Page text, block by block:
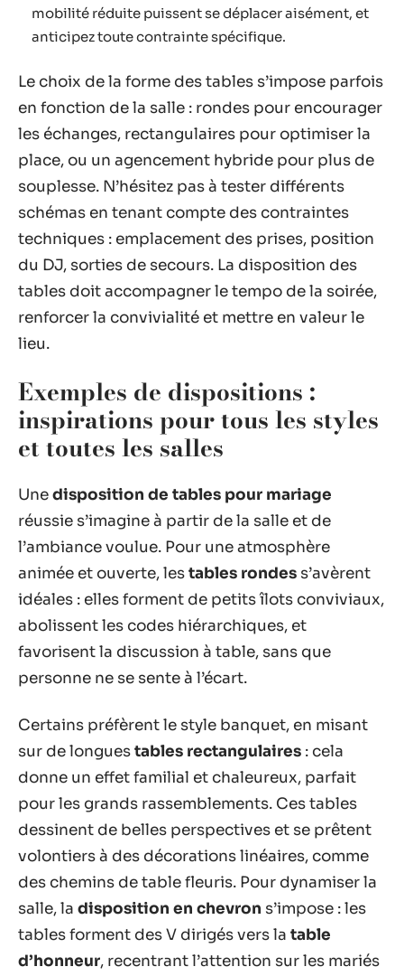
mobilité réduite puissent se déplacer aisément, et
anticipez toute contrainte spécifique.
Le choix de la forme des tables s’impose parfois
en fonction de la salle : rondes pour encourager
les échanges, rectangulaires pour optimiser la
place, ou un agencement hybride pour plus de
souplesse. N’hésitez pas à tester différents
schémas en tenant compte des contraintes
techniques : emplacement des prises, position
du DJ, sorties de secours. La disposition des
tables doit accompagner le tempo de la soirée,
renforcer la convivialité et mettre en valeur le
lieu.
Exemples de dispositions :
inspirations pour tous les styles
et toutes les salles
Unedisposition de tables pour mariage
réussie s’imagine à partir de la salle et de
l’ambiance voulue. Pour une atmosphère
animée et ouverte, lestables rondes s’avèrent
idéales : elles forment de petits îlots conviviaux,
abolissent les codes hiérarchiques, et
favorisent la discussion à table, sans que
personne ne se sente à l’écart.
Certains préfèrent le style banquet, en misant
sur de longuestables rectangulaires : cela
donne un effet familial et chaleureux, parfait
pour les grands rassemblements. Ces tables
dessinent de belles perspectives et se prêtent
volontiers à des décorations linéaires, comme
des chemins de table fleuris. Pour dynamiser la
salle, la disposition en chevron s’impose : les
tables forment des V dirigés vers la table
d’honneur, recentrant l’attention sur les mariés